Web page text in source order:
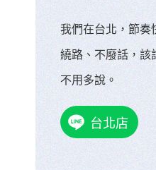
我們在台北，節奏
繞路、不廢話，該
不用多說。
台北店